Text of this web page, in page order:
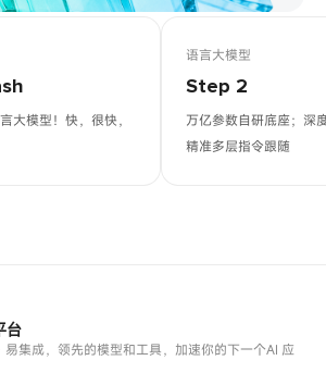
大模型！快，很快，
语言大模型
Step 2
万亿参数自研底座；深
精准多层指令跟随
台
易集成，领先的模型和工具，加速你的下一个AI 应